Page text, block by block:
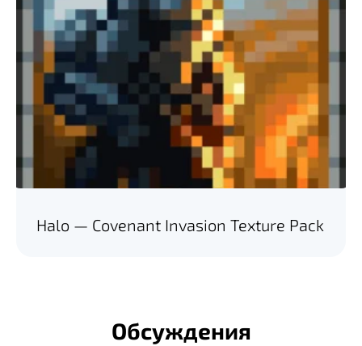
Halo — Covenant Invasion Texture Pack
Обсуждения